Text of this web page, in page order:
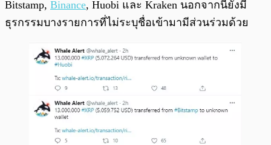
Bitstamp, Binance, Huobi และ Kraken นอกจากนี้ยังมี
ธุรกรรมบางรายการที่ไม่ระบุชื่อเข้ามามีส่วนร่วมด้วย